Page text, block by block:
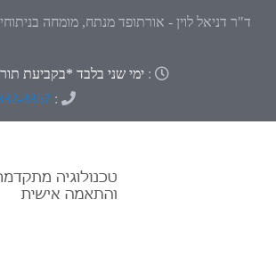
ד"ר דניאל לוין - אורתופד מנתח, מומחה
: ימי שני בלבד *בקביעת תור מראש*
:
3357